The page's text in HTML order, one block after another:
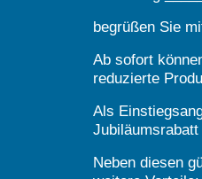
begrüßen Sie
Ab sofort
reduzierte
Als
Neben diesen